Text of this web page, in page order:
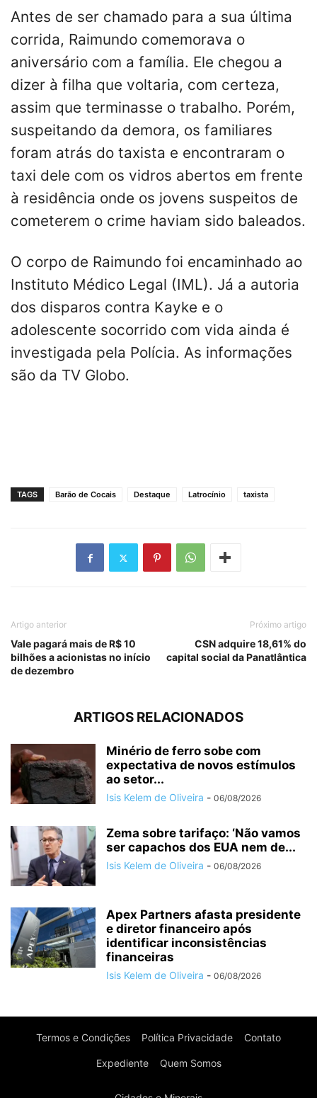
Antes de ser chamado para a sua última
corrida, Raimundo comemorava o
aniversário com a família. Ele chegou a
dizer à filha que voltaria, com certeza,
assim que terminasse o trabalho. Porém,
suspeitando da demora, os familiares
foram atrás do taxista e encontraram o
taxi dele com os vidros abertos em frente
à residência onde os jovens suspeitos de
cometerem o crime haviam sido baleados.
O corpo de Raimundo foi encaminhado ao
Instituto Médico Legal (IML). Já a autoria
dos disparos contra Kayke e o
adolescente socorrido com vida ainda é
investigada pela Polícia. As informações
são da TV Globo.
TAGS Barão de Cocais Destaque Latrocínio taxista
Artigo anterior
Vale pagará mais de R$ 10
bilhões a acionistas no início
de dezembro
Próximo artigo
CSN adquire 18,61% do
capital social da Panatlântica
ARTIGOS RELACIONADOS
Minério de ferro sobe com
expectativa de novos estímulos
ao setor...
Isis Kelem de Oliveira - 06/08/2026
Zema sobre tarifaço: ‘Não vamos
ser capachos dos EUA nem de...
Isis Kelem de Oliveira - 06/08/2026
Apex Partners afasta presidente
e diretor financeiro após
identificar inconsistências
financeiras
Isis Kelem de Oliveira - 06/08/2026
Termos e Condições Política Privacidade Contato
Expediente Quem Somos